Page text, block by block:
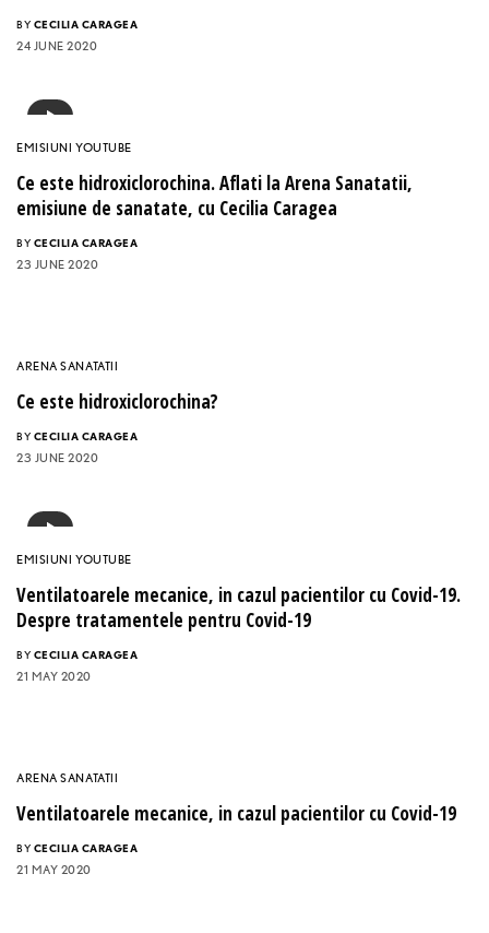
BY CECILIA CARAGEA
24 JUNE 2020
EMISIUNI YOUTUBE
Ce este hidroxiclorochina. Aflati la Arena Sanatatii,
emisiune de sanatate, cu Cecilia Caragea
BY CECILIA CARAGEA
23 JUNE 2020
ARENA SANATATII
Ce este hidroxiclorochina?
BY CECILIA CARAGEA
23 JUNE 2020
EMISIUNI YOUTUBE
Ventilatoarele mecanice, in cazul pacientilor cu Covid-19.
Despre tratamentele pentru Covid-19
BY CECILIA CARAGEA
21 MAY 2020
ARENA SANATATII
Ventilatoarele mecanice, in cazul pacientilor cu Covid-19
BY CECILIA CARAGEA
21 MAY 2020